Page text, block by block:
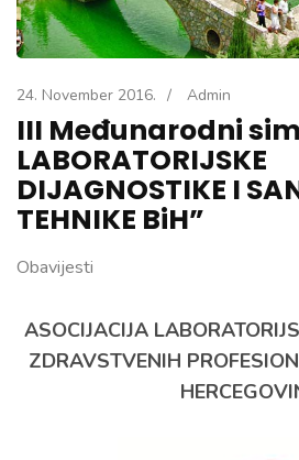
24. November 2016. / Admin
III Međunarodni
LABORATORIJSKE
DIJAGNOSTIKE I
TEHNIKE BiH”
Obavijesti
ASOCIJACIJA
ZDRAVSTVENIH